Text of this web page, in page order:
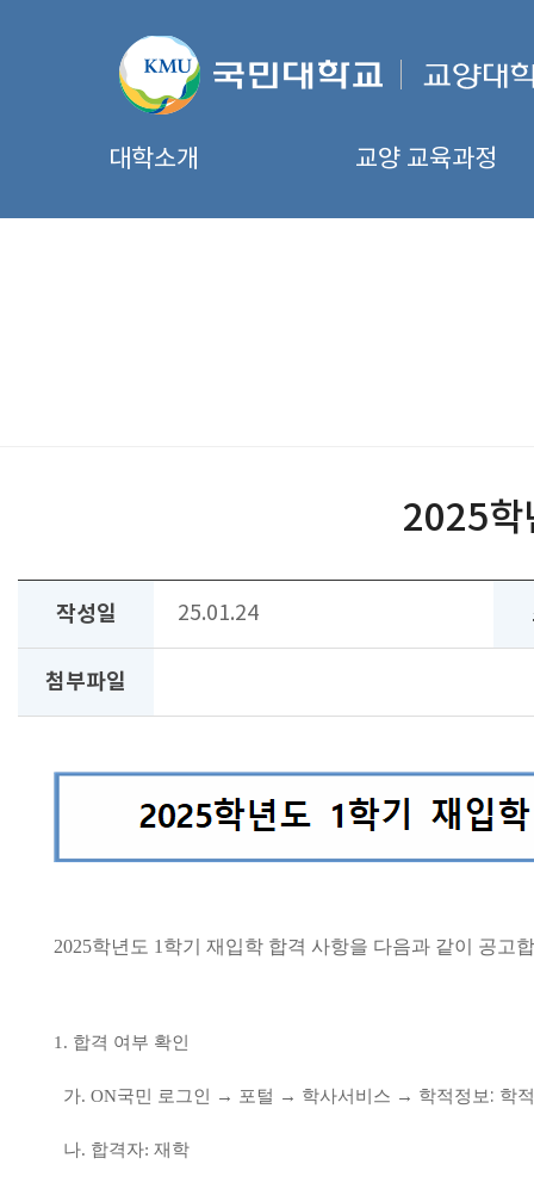
대학소개 교양 교육과정
2025학
작성일 25.01.24
첨부파일
2025학년도 1 학기 재입학 합격 사항을 다음과 같이 공고
1. 합격 여부 확인
가. ON국민 로그인 → 포털 → 학사서비스 → 학적정보: 학
나. 합격자: 재학